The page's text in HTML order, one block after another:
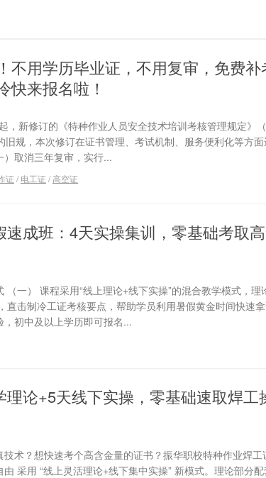
不用学历毕业证，不用复审，免费补
快来报名啦！
，新修订的《特种作业人员安全技术培训考核管理规定》
规，本次修订在证书管理、考试机制、服务便利化等方
取消三年复审，实行...
证 / 电工证 /高空证
成班：4天实操集训，零基础考取
一） 课程采用“线上理论+线下实操”的混合教学模式，理
击制冷工证考核要点，帮助学员利用暑假黄金时间快速拿
，初中及以上学历即可报名...
论+5天线下实操，零基础速取焊工
术？想快速考个高含金量的证书？振华职校特种作业焊工
采用 “线上灵活理论+线下集中实操” 新模式。理论部分